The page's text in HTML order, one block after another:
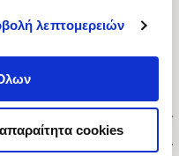
λεπτομερειών
cookies
106 79
09:00-21:00